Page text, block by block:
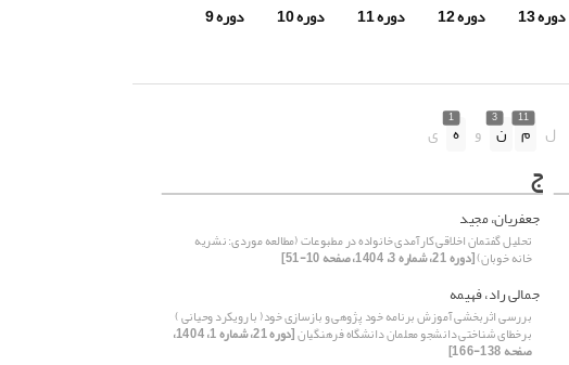
دوره 13 دوره 12 دوره 11 دوره 10
دوره 9
ل
11
م
3
ن و
1
ه ی
ج
جعفریان، مجید
تحلیل گفتمان اخلاقی کارآمدی خانواده در مطبوعات (مطالعه موردی: نشریه
خانه خوبان)[دوره 21، شماره 3، 1404، صفحه 10-51]
جمالی راد، فهیمه
بررسی اثربخشی آموزش برنامه خود پژوهی و بازسازی خود( با رویکرد وحیانی )
برخطای شناختی دانشجو معلمان دانشگاه فرهنگیان [دوره 21، شماره 1، 1404،
صفحه 138-166]